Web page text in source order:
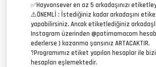
✅Hayvansever en az 5 arkadaşınızı
⚠️ÖNEMLİ : İstediğiniz kadar arkadaşını
yapabilirsiniz. Ancak etiketlediğiniz
Instagram üzerinden @patimamacom
ederlerse ) kazanma şansınız ARTACAKTIR.
?Programımız etiket yapılan hesaplar ile
hesapları eşlemektedir.